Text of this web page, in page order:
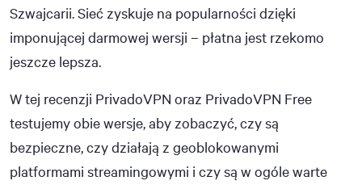
Szwajcarii. Sieć zyskuje na popularności dzięki
imponującej darmowej wersji – płatna jest rzekomo
jeszcze lepsza.
W tej recenzji PrivadoVPN oraz PrivadoVPN Free
testujemy obie wersje, aby zobaczyć, czy są
bezpieczne, czy działają z geoblokowanymi
platformami streamingowymi i czy są w ogóle warte